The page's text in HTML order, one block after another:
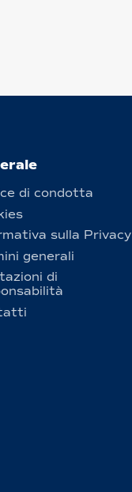
di condotta
sulla Privacy
generali
di